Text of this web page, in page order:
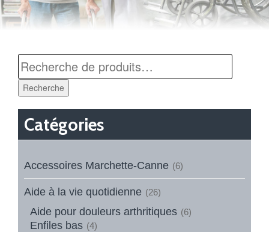
Recherche
Catégories
Accessoires Marchette-Canne (6)
Aide à la vie quotidienne (26)
Aide pour douleurs arthritiques (6)
Enfiles bas (4)